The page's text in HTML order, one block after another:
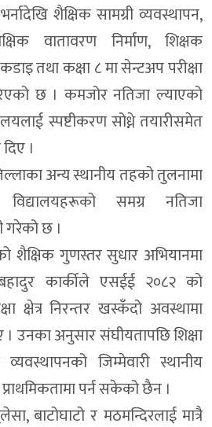
शैक्षिक सामग्री व्यवस्थापन,
वातावरण निर्माण, शिक्षक
तथा कक्षा ८ मा सेन्टअप परीक्षा
छ । कमजोर नतिजा ल्याएको
स्पष्टीकरण सोध्ने तयारीसमेत
।
अन्य स्थानीय तहको तुलनामा
विद्यालयहरूको समग्र नतिजा
छ ।
शैक्षिक गुणस्तर सुधार अभियानमा
कार्कीले एसईई २०८२ को
क्षेत्र निरन्तर खस्कँदो अवस्थामा
। उनका अनुसार संघीयतापछि शिक्षा
जिम्मेवारी स्थानीय
पर्न सकेको छैन ।
बाटोघाटो र मठमन्दिरलाई मात्रै